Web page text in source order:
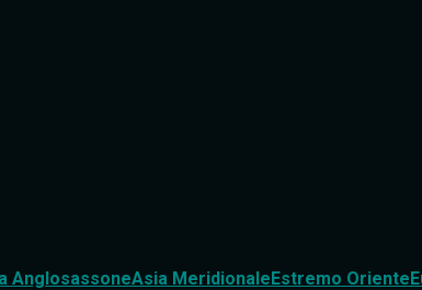
AnglosassoneAsia MeridionaleEstremo Oriente